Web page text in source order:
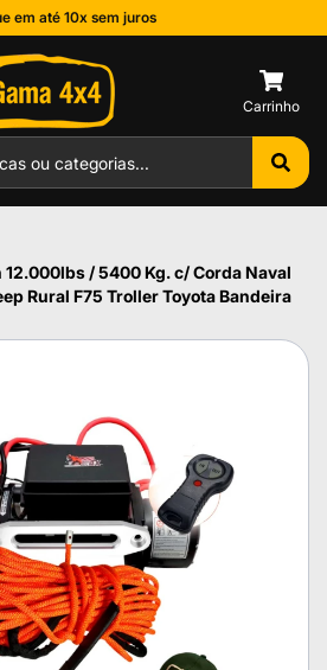
em até 10x sem juros
/ 5400 Kg. c/ Corda Naval
Rural F75 Troller Toyota Bandeira